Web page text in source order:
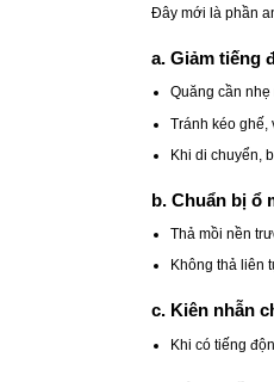
Đây mới là phần
a. Giảm tiếng
Quăng cần
Tránh kéo ghế,
Khi di chuyển,
b. Chuẩn bị ổ
Thả mồi nền
Không thả liên
c. Kiên nhẫn
Khi có tiếng